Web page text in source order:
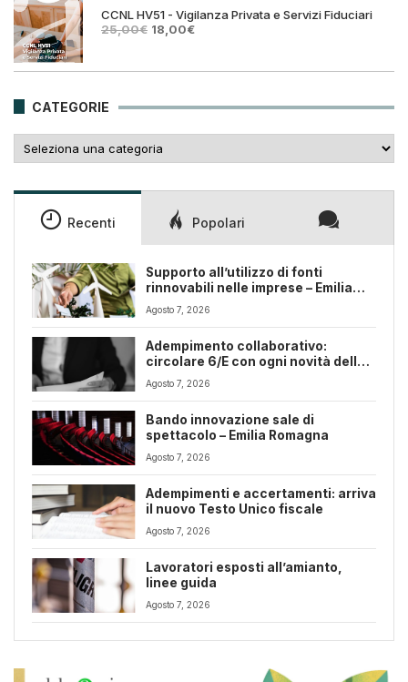
25,00€.18,00€.
CCNL HV51 - Vigilanza Privata e Servizi Fiduciari
25,00€ Il
era:
18,00€Il
è:
CATEGORIE
Recenti Popolari
Supporto all’utilizzo di fonti
rinnovabili nelle imprese – Emilia
Romagna
Agosto 7, 2026
Adempimento collaborativo:
circolare 6/E con ogni novità della
riforma fiscale
Agosto 7, 2026
Bando innovazione sale di
spettacolo – Emilia Romagna
Agosto 7, 2026
Adempimenti e accertamenti: arriva
il nuovo Testo Unico fiscale
Agosto 7, 2026
Lavoratori esposti all’amianto,
linee guida
Agosto 7, 2026